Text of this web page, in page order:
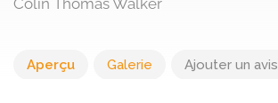
Colin Thomas Walker
Aperçu Galerie Ajouter un avis